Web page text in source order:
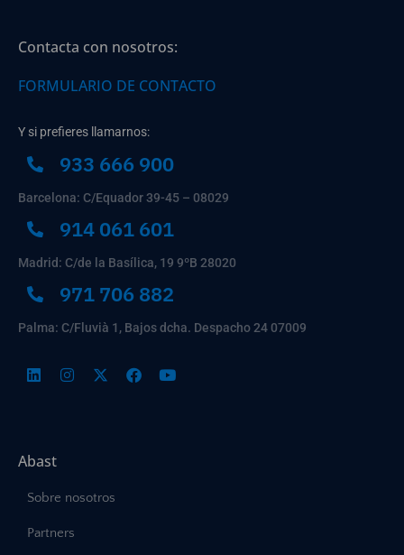
Contacta con nosotros:
FORMULARIO DE CONTACTO
Y si prefieres llamarnos:
933 666 900
Barcelona: C/Equador 39-45 – 08029
914 061 601
Madrid: C/de la Basílica, 19 9ºB 28020
971 706 882
Palma: C/Fluvià 1, Bajos dcha. Despacho 24 07009
Abast
Sobre nosotros
Partners